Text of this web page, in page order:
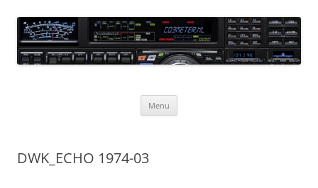
naar
de
inhoud CQ3meter
Website door en voor radio-amateurs
Menu
DWK_ECHO 1974-03